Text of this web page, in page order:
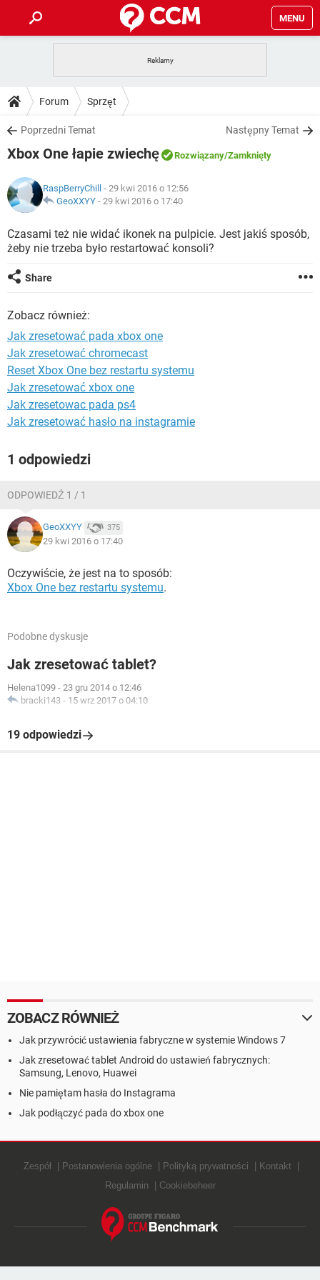
MENU
GRY
SPOTIFY
INSTAGRAM FACEBOOK
WINDOWS 10
PORADY
PlayStation
INSTAGRAM FACEBOOK
WINDOWS 10
DO POBRANIA
ANDROID TIKTOK
GRY
IOS NETFLIX
INSTAGRAM FACEBOOK
WINDOWS 10
COVID-19 TIKTOK
GRY
SPOTIFY NETFLIX
ARTYKUŁY
COVID-19 TIKTOK
GRY WHATSAPP
SPOTIFY
Forum Sprzęt
Poprzedni Temat Następny Temat
Xbox One łapie zwiechę Rozwiązany/Zamknięty
RaspBerryChill - 29 kwi 2016 o 12:56
GeoXXYY - 29 kwi 2016 o 17:40
Czasami też nie widać ikonek na pulpicie. Jest jakiś sposób,
żeby nie trzeba było restartować konsoli?
Share
Zobacz również:
Jak zresetować pada xbox one
Jak zresetować chromecast
Reset Xbox One bez restartu systemu
Jak zresetować xbox one
Jak zresetowac pada ps4
Jak zresetować hasło na instagramie
1 odpowiedzi
ODPOWIEDŹ 1 / 1
GeoXXYY 375
29 kwi 2016 o 17:40
Oczywiście, że jest na to sposób:
Xbox One bez restartu systemu.
Podobne dyskusje
Jak zresetować tablet?
Helena1099 - 23 gru 2014 o 12:46
bracki143 - 15 wrz 2017 o 04:10
19 odpowiedzi
ZOBACZ RÓWNIEŻ
Jak przywrócić ustawienia fabryczne w systemie Windows 7
Jak zresetować tablet Android do ustawień fabrycznych:
Samsung, Lenovo, Huawei
Nie pamiętam hasła do Instagrama
Jak podłączyć pada do xbox one
Zespół Postanowienia ogólne Polityką prywatności
Kontakt
Regulamin
Cookiebeheer